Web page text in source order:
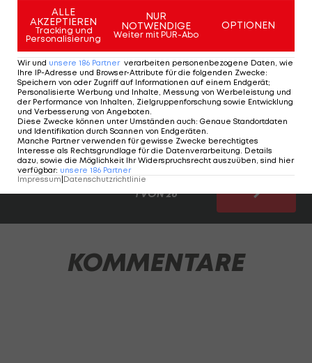
Auch Teun Koopmeiners von Europa-League-
Sieger Atalanta Bergamo fällt aus. Dazu musste
Bondscoach Ronald Koeman am letzten Drücker
auch noch einen Stürmer austauschen.Alle Infos
>>>
Der endgültige Niederlande-Kader zum
Durchklicken:
1 VON 26
KOMMENTARE
ALLE
AKZEPTIEREN
Tracking und
Personalisierung
NUR
NOTWENDIGE
Weiter mit PUR-Abo
OPTIONEN
Wir und unsere 186 Partner verarbeiten personenbezogene Daten, wie
Ihre IP-Adresse und Browser-Attribute für die folgenden Zwecke:
Speichern von oder Zugriff auf Informationen auf einem Endgerät;
Personalisierte Werbung und Inhalte, Messung von Werbeleistung und
der Performance von Inhalten, Zielgruppenforschung sowie Entwicklung
und Verbesserung von Angeboten.
Diese Zwecke können unter Umständen auch: Genaue Standortdaten
und Identifikation durch Scannen von Endgeräten.
Manche Partner verwenden für gewisse Zwecke berechtigtes
Interesse als Rechtsgrundlage für die Datenverarbeitung. Details
dazu, sowie die Möglichkeit Ihr Widerspruchsrecht auszuüben, sind hier
verfügbar: unsere 186 Partner
Impressum Datenschutzrichtlinie